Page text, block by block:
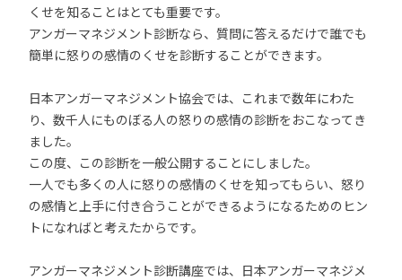
くせを知ることはとても重要です。
アンガーマネジメント診断なら、質問に答えるだけで誰でも
簡単に怒りの感情のくせを診断することができます。
日本アンガーマネジメント協会では、これまで数年にわた
り、数千人にものぼる人の怒りの感情の診断をおこなってき
ました。
この度、この診断を一般公開することにしました。
一人でも多くの人に怒りの感情のくせを知ってもらい、怒り
の感情と上手に付き合うことができるようになるためのヒン
トになればと考えたからです。
アンガーマネジメント診断講座では、日本アンガーマネジメ